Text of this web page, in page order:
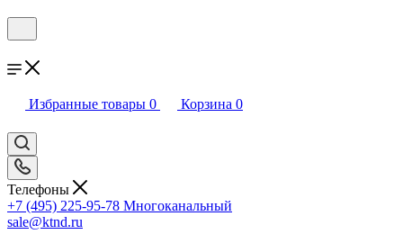
Избранные товары 0 Корзина 0
Телефоны
+7 (495) 225-95-78 Многоканальный
sale@ktnd.ru